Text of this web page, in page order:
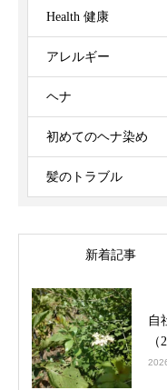
Health 健康
アレルギー
ヘナ
初めてのヘナ染め
髪のトラブル
新着記事
自
（